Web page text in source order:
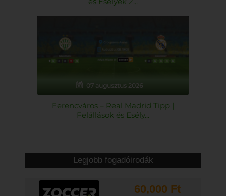
07 augusztus 2026
Ferencváros – Real Madrid Tipp |
Felállások és Esély...
Legjobb fogadóirodák
60,000 Ft